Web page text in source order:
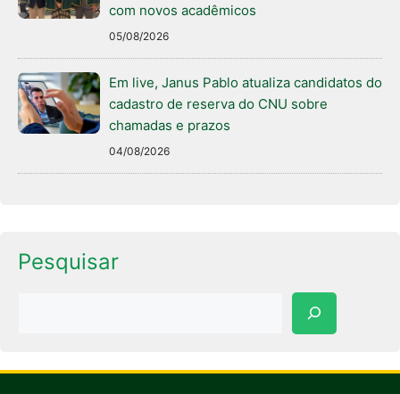
com novos acadêmicos
05/08/2026
Em live, Janus Pablo atualiza candidatos do
cadastro de reserva do CNU sobre
chamadas e prazos
04/08/2026
Pesquisar